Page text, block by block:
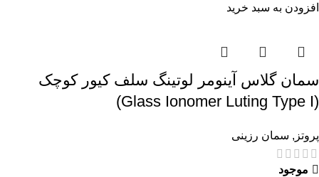
افزودن به سبد خرید
سمان گلاس آینومر لوتینگ سلف کیور کوچک
(Glass Ionomer Luting Type I)
پروتز , سمان رزینی
موجود